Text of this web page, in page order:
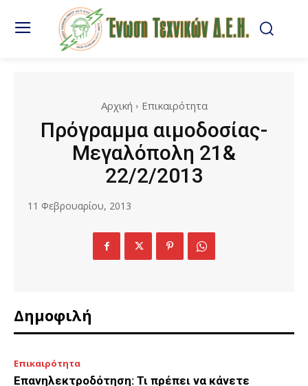
Αρχική Επικαιρότητα
Πρόγραμμα αιμοδοσίας-
Μεγαλόπολη 21&
22/2/2013
11 Φεβρουαρίου, 2013
Δημοφιλή
Επικαιρότητα
Επανηλεκτροδότηση: Τι πρέπει να κάνετε